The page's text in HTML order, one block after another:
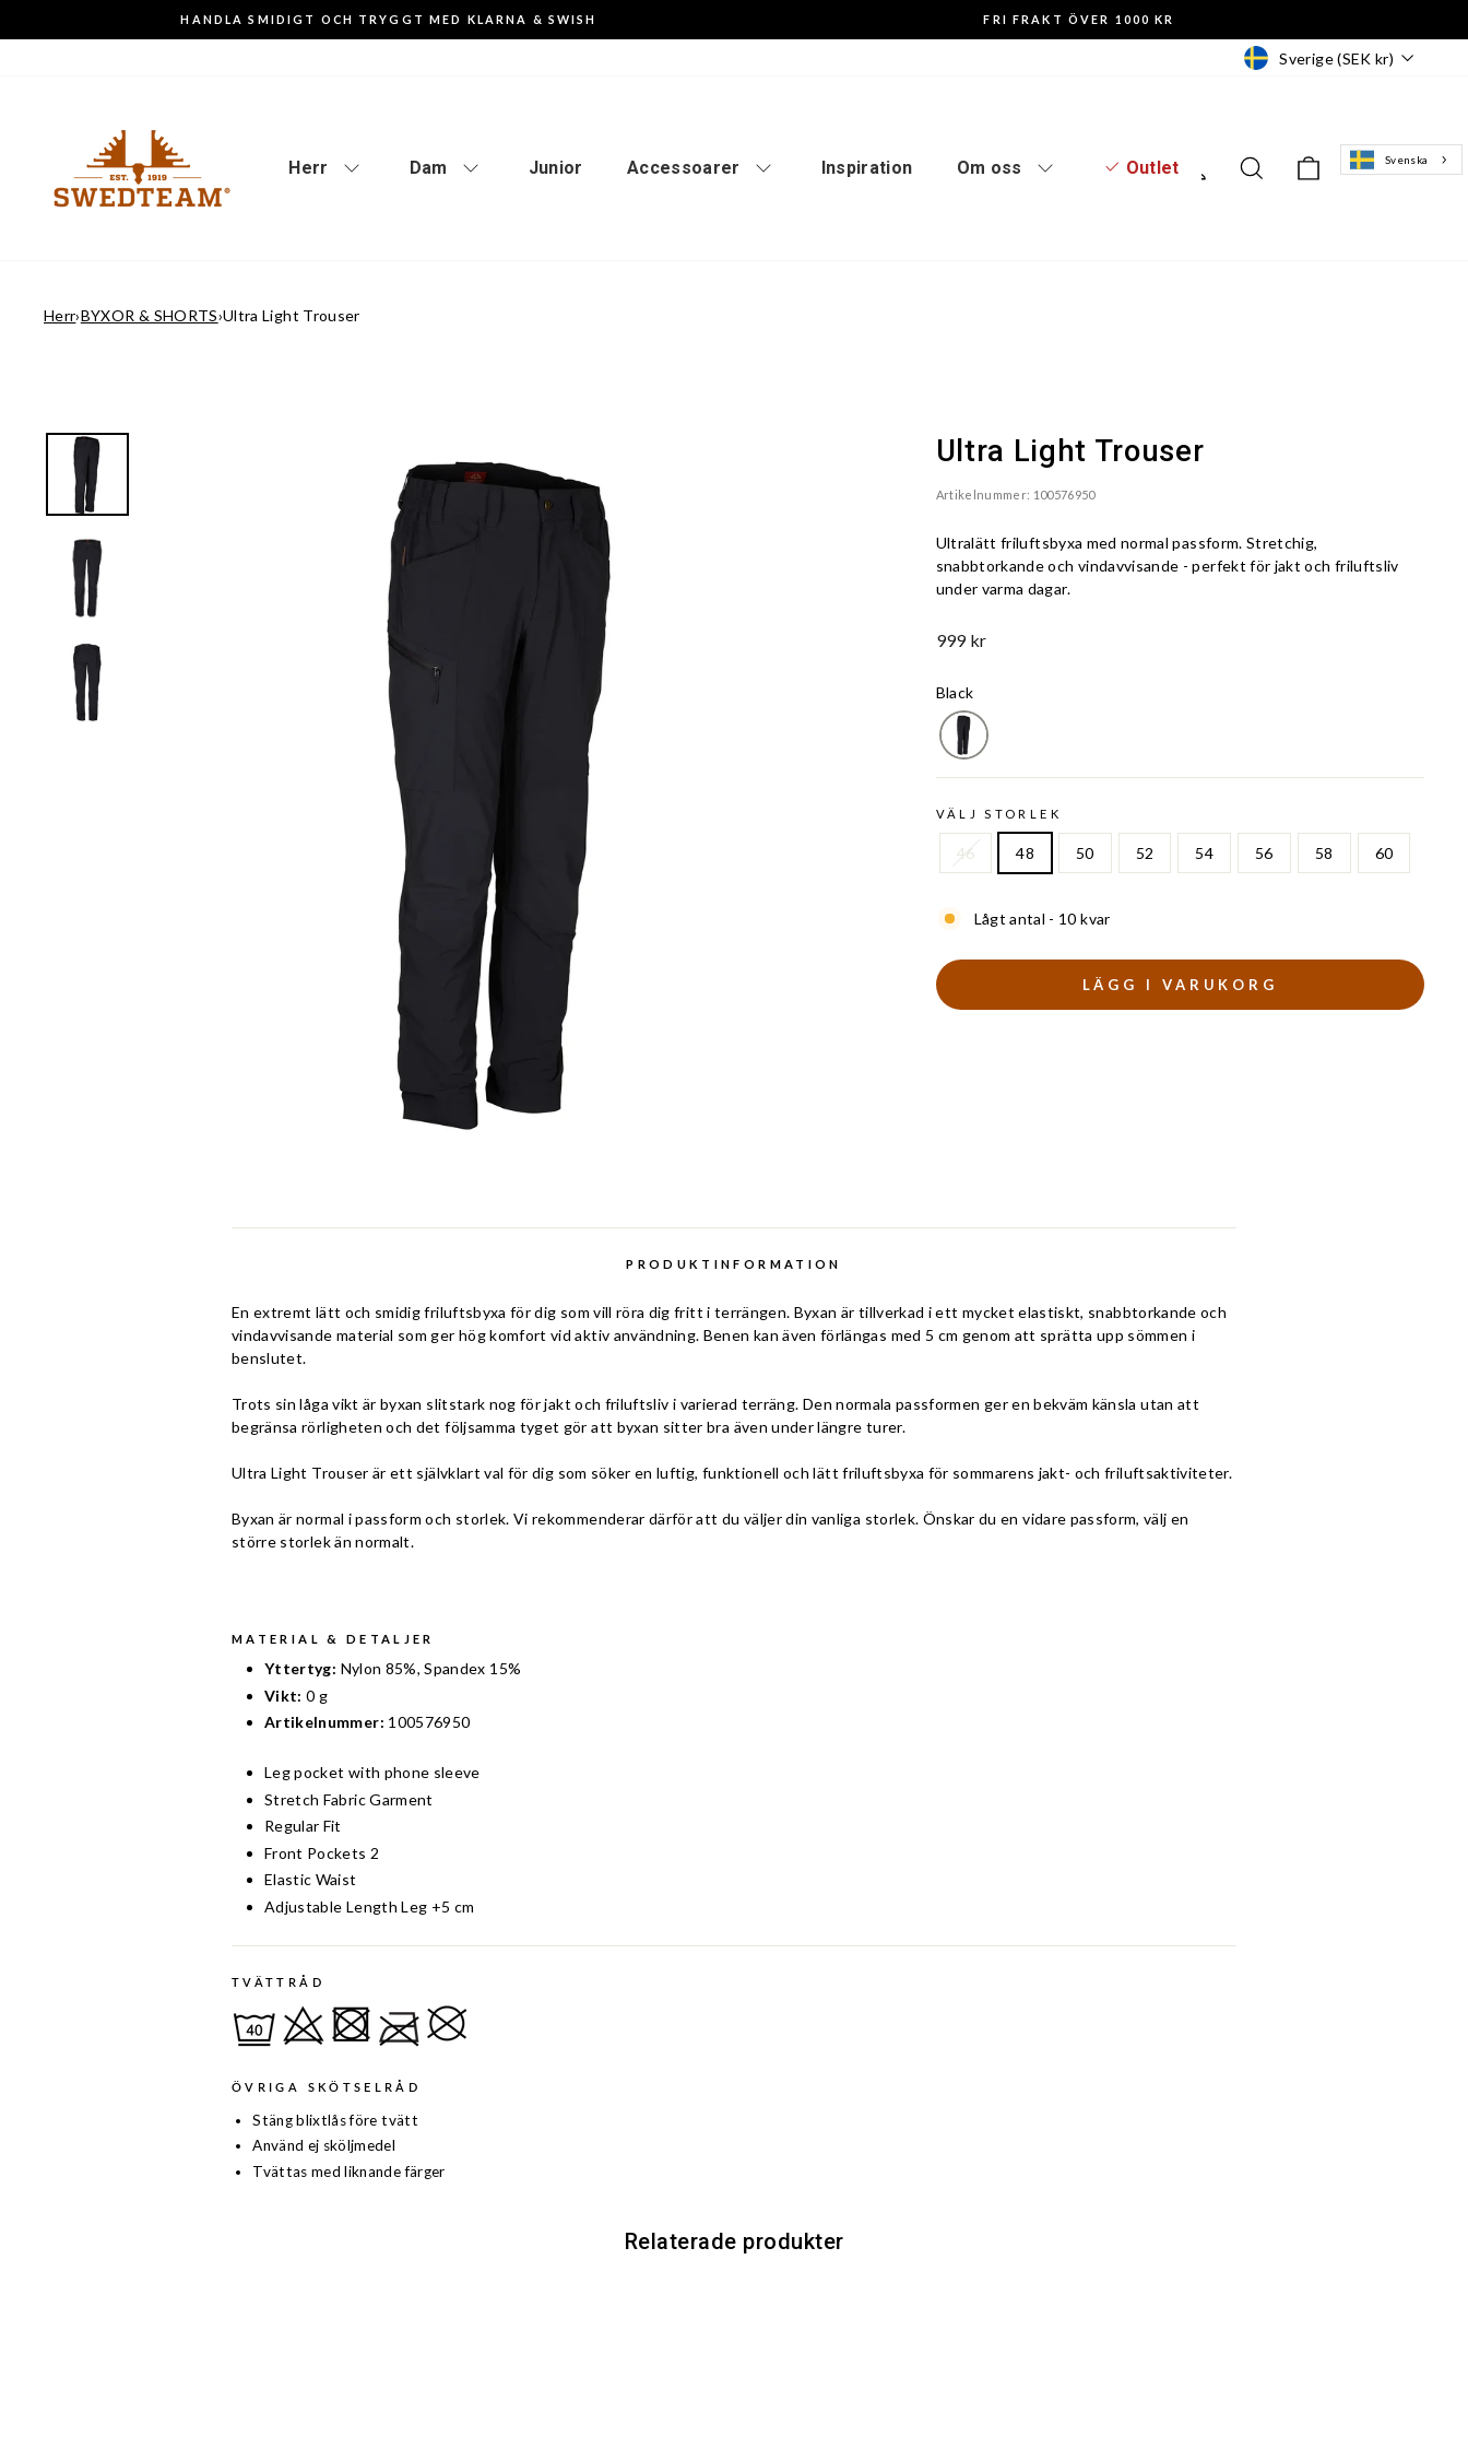
Pausa
HANDLA SMIDIGT OCH TRYGGT MED KLARNA & SWISH FRI FRAKT ÖVER 1000 KR
Valuta
Sverige (SEK kr)
Herr Dam Junior Accessoarer Inspiration Om oss Outlet Logga inSök Varukorg
Svenska
Herr›BYXOR & SHORTS›Ultra Light Trouser
Ultra Light Trouser
Artikelnummer: 100576950
Ultralätt friluftsbyxa med normal passform. Stretchig,
snabbtorkande och vindavvisande - perfekt för jakt och friluftsliv
under varma dagar.
Ord.
999 kr
Black
VÄLJ STORLEK
46 48 50 52 54 56 58 60
Lågt antal - 10 kvar
LÄGG I VARUKORG
PRODUKTINFORMATION
En extremt lätt och smidig friluftsbyxa för dig som vill röra dig fritt i terrängen. Byxan är tillverkad i ett mycket elastiskt, snabbtorkande och
vindavvisande material som ger hög komfort vid aktiv användning. Benen kan även förlängas med 5 cm genom att sprätta upp sömmen i
benslutet.
Trots sin låga vikt är byxan slitstark nog för jakt och friluftsliv i varierad terräng. Den normala passformen ger en bekväm känsla utan att
begränsa rörligheten och det följsamma tyget gör att byxan sitter bra även under längre turer.
Ultra Light Trouser är ett självklart val för dig som söker en luftig, funktionell och lätt friluftsbyxa för sommarens jakt- och friluftsaktiviteter.
Byxan är normal i passform och storlek. Vi rekommenderar därför att du väljer din vanliga storlek. Önskar du en vidare passform, välj en
större storlek än normalt.
MATERIAL & DETALJER
Yttertyg: Nylon 85%, Spandex 15%
Vikt: 0 g
Artikelnummer: 100576950
Leg pocket with phone sleeve
Stretch Fabric Garment
Regular Fit
Front Pockets 2
Elastic Waist
Adjustable Length Leg +5 cm
TVÄTTRÅD
ÖVRIGA SKÖTSELRÅD
Stäng blixtlås före tvätt
Använd ej sköljmedel
Tvättas med liknande färger
Relaterade produkter